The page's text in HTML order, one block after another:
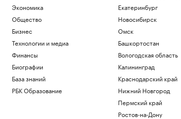
Зеленский встретился с президентом
Сербии Вучичем
Политика
Как устроены приватные террасы в
квартирах «Серии плюс»
РБК и ПИК Серия плюс
Экс-президент Финляндии усомнился в
сценарии нападения России на НАТО
Политика
Глава «Эксмо» назвал книгу, которая
поможет стать «лучшей версией себя»
Экономика
Общество
Бизнес
Технологии и медиа
Финансы
Биографии
База знаний
РБК Образование
Екатеринбург
Новосибирск
Омск
Башкортостан
Вологодская область
Калининград
Краснодарский край
Нижний Новгород
Пермский край
Ростов-на-Дону